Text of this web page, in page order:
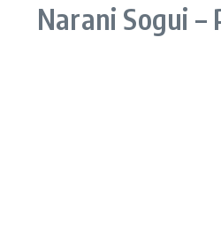
Narani Sogui –